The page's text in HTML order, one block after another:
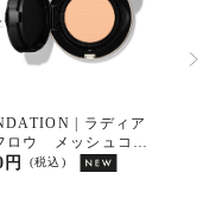
| ラディア
ロウ メッシュコン
［レフィル］ Ｎ１
(税込)